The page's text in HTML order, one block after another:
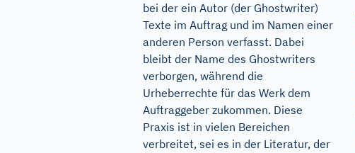
bei der ein Autor (der Ghostwriter)
Texte im Auftrag und im Namen einer
anderen Person verfasst. Dabei
bleibt der Name des Ghostwriters
verborgen, während die
Urheberrechte für das Werk dem
Auftraggeber zukommen. Diese
Praxis ist in vielen Bereichen
verbreitet, sei es in der Literatur, der